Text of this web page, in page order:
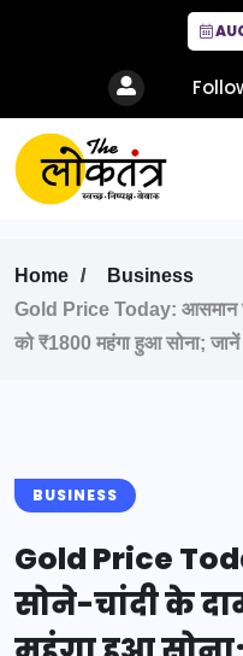
Home
Business
Gold Price Today: आसमान छू
को ₹1800 महंगा हुआ सोना;
BUSINESS
Gold Price
सोने-चांदी के